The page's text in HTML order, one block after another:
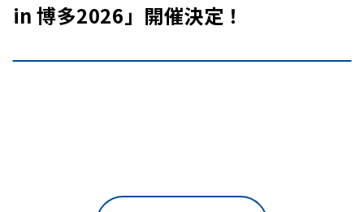
in 博多2026」開催決定！